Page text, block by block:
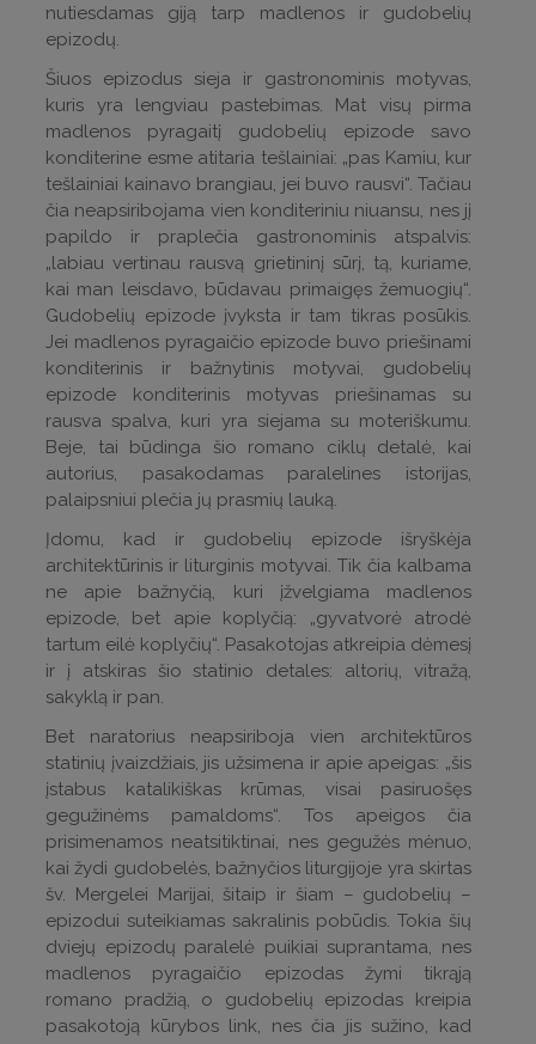
nutiesdamas giją tarp madlenos ir gudobelių
epizodų.
Šiuos epizodus sieja ir gastronominis motyvas,
kuris yra lengviau pastebimas. Mat visų pirma
madlenos pyragaitį gudobelių epizode savo
konditerine esme atitaria tešlainiai: „pas Kamiu, kur
tešlainiai kainavo brangiau, jei buvo rausvi“. Tačiau
čia neapsiribojama vien konditeriniu niuansu, nes jį
papildo ir praplečia gastronominis atspalvis:
„labiau vertinau rausvą grietininį sūrį, tą, kuriame,
kai man leisdavo, būdavau primaigęs žemuogių“.
Gudobelių epizode įvyksta ir tam tikras posūkis.
Jei madlenos pyragaičio epizode buvo priešinami
konditerinis ir bažnytinis motyvai, gudobelių
epizode konditerinis motyvas priešinamas su
rausva spalva, kuri yra siejama su moteriškumu.
Beje, tai būdinga šio romano ciklų detalė, kai
autorius, pasakodamas paralelines istorijas,
palaipsniui plečia jų prasmių lauką.
Įdomu, kad ir gudobelių epizode išryškėja
architektūrinis ir liturginis motyvai. Tik čia kalbama
ne apie bažnyčią, kuri įžvelgiama madlenos
epizode, bet apie koplyčią: „gyvatvorė atrodė
tartum eilė koplyčių“. Pasakotojas atkreipia dėmesį
ir į atskiras šio statinio detales: altorių, vitražą,
sakyklą ir pan.
Bet naratorius neapsiriboja vien architektūros
statinių įvaizdžiais, jis užsimena ir apie apeigas: „šis
įstabus katalikiškas krūmas, visai pasiruošęs
gegužinėms pamaldoms“. Tos apeigos čia
prisimenamos neatsitiktinai, nes gegužės mėnuo,
kai žydi gudobelės, bažnyčios liturgijoje yra skirtas
šv. Mergelei Marijai, šitaip ir šiam – gudobelių –
epizodui suteikiamas sakralinis pobūdis. Tokia šių
dviejų epizodų paralelė puikiai suprantama, nes
madlenos pyragaičio epizodas žymi tikrąją
romano pradžią, o gudobelių epizodas kreipia
pasakotoją kūrybos link, nes čia jis sužino, kad